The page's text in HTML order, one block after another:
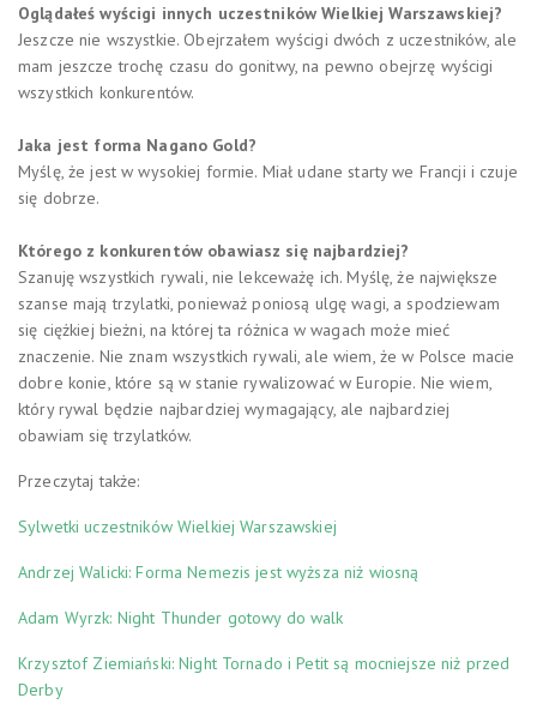
Oglądałeś wyścigi innych uczestników Wielkiej Warszawskiej?
Jeszcze nie wszystkie. Obejrzałem wyścigi dwóch z uczestników, ale
mam jeszcze trochę czasu do gonitwy, na pewno obejrzę wyścigi
wszystkich konkurentów.
Jaka jest forma Nagano Gold?
Myślę, że jest w wysokiej formie. Miał udane starty we Francji i czuje
się dobrze.
Którego z konkurentów obawiasz się najbardziej?
Szanuję wszystkich rywali, nie lekceważę ich. Myślę, że największe
szanse mają trzylatki, ponieważ poniosą ulgę wagi, a spodziewam
się ciężkiej bieżni, na której ta różnica w wagach może mieć
znaczenie. Nie znam wszystkich rywali, ale wiem, że w Polsce macie
dobre konie, które są w stanie rywalizować w Europie. Nie wiem,
który rywal będzie najbardziej wymagający, ale najbardziej
obawiam się trzylatków.
Przeczytaj także:
Sylwetki uczestników Wielkiej Warszawskiej
Andrzej Walicki: Forma Nemezis jest wyższa niż wiosną
Adam Wyrzk: Night Thunder gotowy do walk
Krzysztof Ziemiański: Night Tornado i Petit są mocniejsze niż przed
Derby